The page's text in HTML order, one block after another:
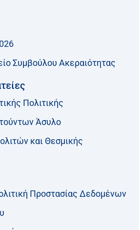
Συμβούλου Ακεραιότητας
Πολιτικής
Άσυλο
και Θεσμικής
Προστασίας Δεδομένων